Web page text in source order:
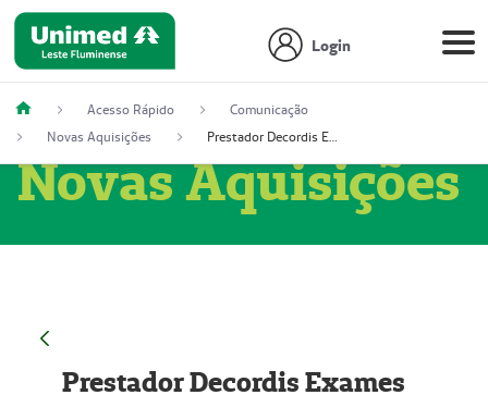
Login
Acesso Rápido
Comunicação
Novas Aquisições
Prestador Decordis Exames Cardiológicos LTDA (51004347-4)
Novas Aquisições
Prestador Decordis Exames